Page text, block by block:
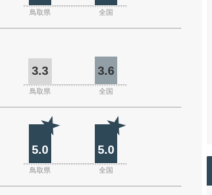
鳥取県 全国
3.3 3.6
鳥取県 全国
5.0 5.0
鳥取県 全国